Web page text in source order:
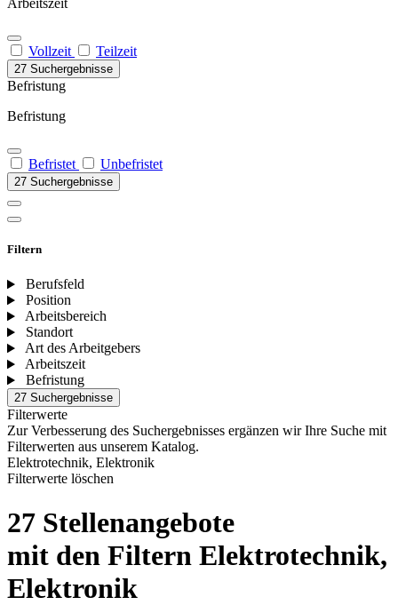
Arbeitszeit
Vollzeit Teilzeit
27 Suchergebnisse
Befristung
Befristung
Befristet Unbefristet
27 Suchergebnisse
Filtern
Berufsfeld
Position
Arbeitsbereich
Standort
Art des Arbeitgebers
Arbeitszeit
Befristung
27 Suchergebnisse
Filterwerte
Zur Verbesserung des Suchergebnisses ergänzen wir Ihre Suche mit
Filterwerten aus unserem Katalog.
Elektrotechnik, Elektronik
Filterwerte löschen
27 Stellenangebote
mit den Filtern Elektrotechnik,
Elektronik